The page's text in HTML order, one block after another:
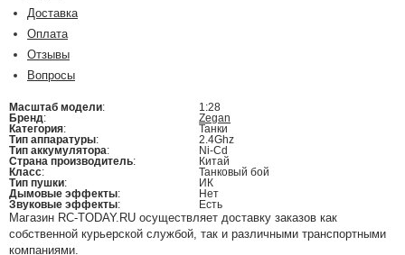
Доставка
Оплата
Отзывы
Вопросы
Масштаб модели:
1:28
Бренд:
Zegan
Категория:
Танки
Тип аппаратуры:
2.4Ghz
Тип аккумулятора:
Ni-Cd
Страна производитель:
Китай
Класс:
Танковый бой
Тип пушки:
ИК
Дымовые эффекты:
Нет
Звуковые эффекты: Есть
Магазин RC-TODAY.RU осуществляет доставку заказов как
собственной курьерской службой, так и различными транспортными
компаниями.